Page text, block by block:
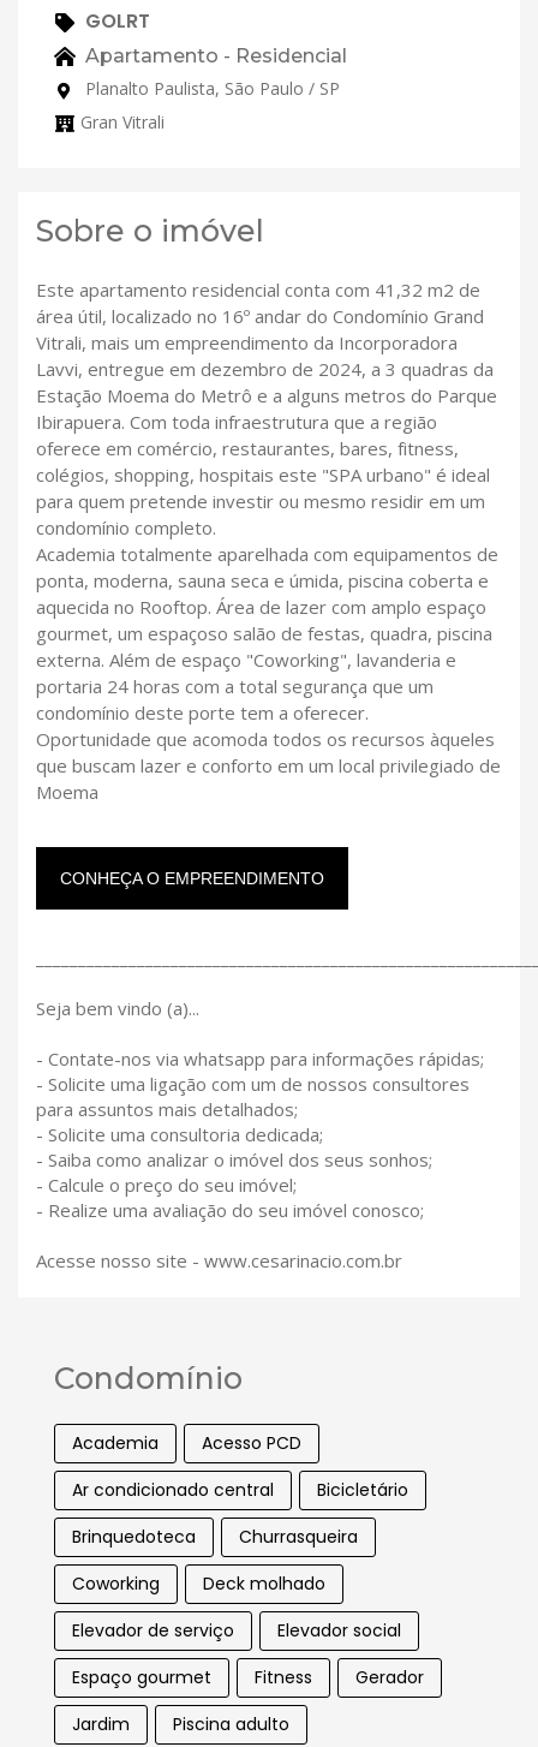
GOLRT
Apartamento - Residencial
Planalto Paulista, São Paulo / SP
Gran Vitrali
Sobre o imóvel
Este apartamento residencial conta com 41,32 m2 de
área útil, localizado no 16º andar do Condomínio Grand
Vitrali, mais um empreendimento da Incorporadora
Lavvi, entregue em dezembro de 2024, a 3 quadras da
Estação Moema do Metrô e a alguns metros do Parque
Ibirapuera. Com toda infraestrutura que a região
oferece em comércio, restaurantes, bares, fitness,
colégios, shopping, hospitais este "SPA urbano" é ideal
para quem pretende investir ou mesmo residir em um
condomínio completo.
Academia totalmente aparelhada com equipamentos de
ponta, moderna, sauna seca e úmida, piscina coberta e
aquecida no Rooftop. Área de lazer com amplo espaço
gourmet, um espaçoso salão de festas, quadra, piscina
externa. Além de espaço "Coworking", lavanderia e
portaria 24 horas com a total segurança que um
condomínio deste porte tem a oferecer.
Oportunidade que acomoda todos os recursos àqueles
que buscam lazer e conforto em um local privilegiado de
Moema
CONHEÇA O EMPREENDIMENTO
Seja bem vindo (a)...
- Contate-nos via whatsapp para informações rápidas;
- Solicite uma ligação com um de nossos consultores
para assuntos mais detalhados;
- Solicite uma consultoria dedicada;
- Saiba como analizar o imóvel dos seus sonhos;
- Calcule o preço do seu imóvel;
- Realize uma avaliação do seu imóvel conosco;
Acesse nosso site - www.cesarinacio.com.br
Condomínio
Academia
Acesso PCD
Ar condicionado central
Bicicletário
Brinquedoteca
Churrasqueira
Coworking
Deck molhado
Elevador de serviço
Elevador social
Espaço gourmet
Fitness
Gerador
Jardim
Piscina adulto